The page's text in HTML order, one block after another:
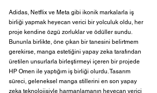
Adidas, Netflix ve Meta gibi ikonik markalarla iş
birliği yapmak heyecan verici bir yolculuk oldu, her
proje kendine özgü zorluklar ve ödüller sundu.
Bununla birlikte, öne çıkan bir tanesini belirtmem
gerekirse, manga estetiğini yapay zeka tarafından
üretilen unsurlarla birleştirmeyi içeren bir projede
HP Omen ile yaptığım iş birliği olurdu. Tasarım
süreci, geleneksel manga stillerini en son yapay
zeka teknolojisiyle harmanlamanın heyecan verici